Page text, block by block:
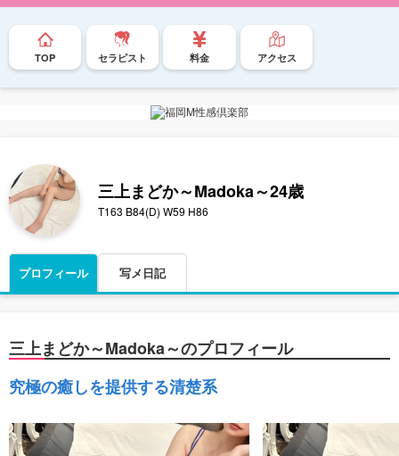
TOP セラピスト 料金 アクセス
三上まどか～Madoka～24歳
T163 B84(D) W59 H86
プロフィール 写メ日記
三上まどか～Madoka～のプロフィール
究極の癒しを提供する清楚系